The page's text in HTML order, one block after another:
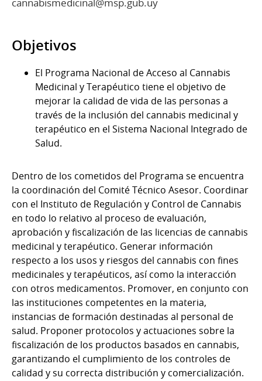
Objetivos
El Programa Nacional de Acceso al Cannabis
Medicinal y Terapéutico tiene el objetivo de
mejorar la calidad de vida de las personas a
través de la inclusión del cannabis medicinal y
terapéutico en el Sistema Nacional Integrado de
Salud.
Dentro de los cometidos del Programa se encuentra
la coordinación del Comité Técnico Asesor. Coordinar
con el Instituto de Regulación y Control de Cannabis
en todo lo relativo al proceso de evaluación,
aprobación y fiscalización de las licencias de cannabis
medicinal y terapéutico. Generar información
respecto a los usos y riesgos del cannabis con fines
medicinales y terapéuticos, así como la interacción
con otros medicamentos. Promover, en conjunto con
las instituciones competentes en la materia,
instancias de formación destinadas al personal de
salud. Proponer protocolos y actuaciones sobre la
fiscalización de los productos basados en cannabis,
garantizando el cumplimiento de los controles de
calidad y su correcta distribución y comercialización.